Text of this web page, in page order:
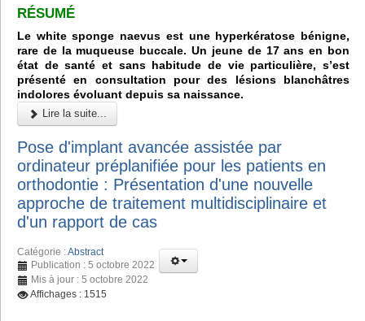
RÉSUMÉ
Le white sponge naevus est une hyperkératose bénigne,
rare de la muqueuse buccale. Un jeune de 17 ans en bon
état de santé et sans habitude de vie particulière, s’est
présenté en consultation pour des lésions blanchâtres
indolores évoluant depuis sa naissance.
Lire la suite...
Pose d'implant avancée assistée par
ordinateur préplanifiée pour les patients en
orthodontie : Présentation d'une nouvelle
approche de traitement multidisciplinaire et
d'un rapport de cas
Catégorie :Abstract
Publication : 5 octobre 2022
Mis à jour : 5 octobre 2022
Affichages : 1515